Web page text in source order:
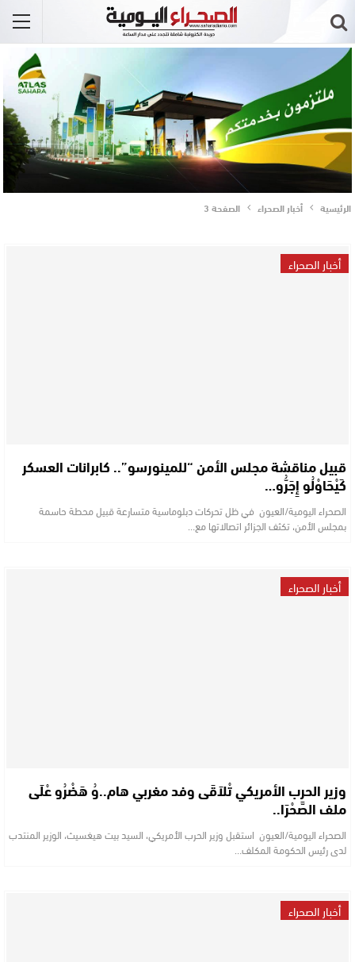
الرئيسية أخبار الصحراء الصفحة 3
أخبار الصحراء
قبيل مناقشة مجلس الأمن “للمينورسو”.. كابرانات العسكر
كَيْحَاوْلُو إِجَرُّو…
الصحراء اليومية/العيون في ظل تحركات دبلوماسية متسارعة قبيل محطة حاسمة
بمجلس الأمن، تكثف الجزائر اتصالاتها مع…
أخبار الصحراء
وزير الحرب الأمريكي تْلاَقَى وفد مغربي هام..وُ هَضْرُو عْلَى
ملف الصَّحْرَا..
الصحراء اليومية/العيون استقبل وزير الحرب الأمريكي، السيد بيت هيغسيث، الوزير المنتدب
لدى رئيس الحكومة المكلف…
أخبار الصحراء